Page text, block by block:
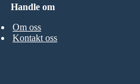
Handle om
Om oss
Kontakt oss